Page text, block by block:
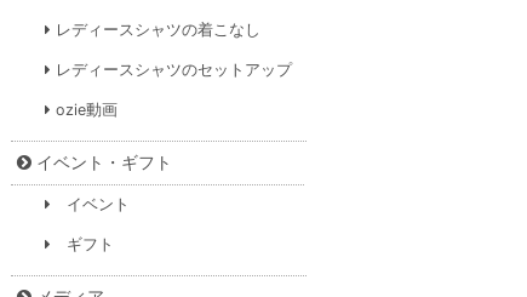
レディースシャツの着こなし
レディースシャツのセットアップ
ozie動画
イベント・ギフト
イベント
ギフト